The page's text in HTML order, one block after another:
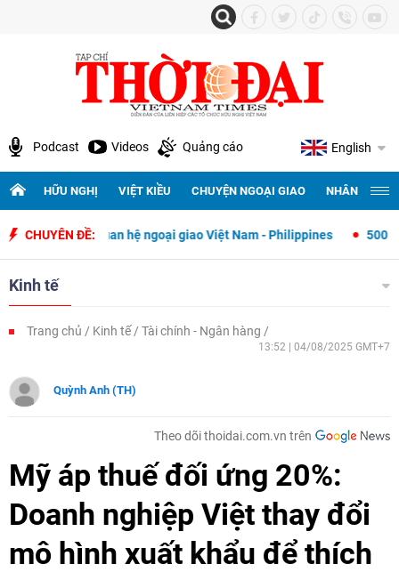
Podcast Videos Quảng cáo English
HỮU NGHỊ VIỆT KIỀU CHUYỆN NGOẠI GIAO NHÂN
CHUYÊN ĐỀ:
lập quan hệ ngoại giao Việt Nam - Philippines 500 ngày đêm
Kinh tế
Trang chủ Kinh tế Tài chính - Ngân hàng
13:52 | 04/08/2025 GMT+7
Quỳnh Anh (TH)
Theo dõi thoidai.com.vn trên
Mỹ áp thuế đối ứng 20%:
Doanh nghiệp Việt thay đổi
mô hình xuất khẩu để thích